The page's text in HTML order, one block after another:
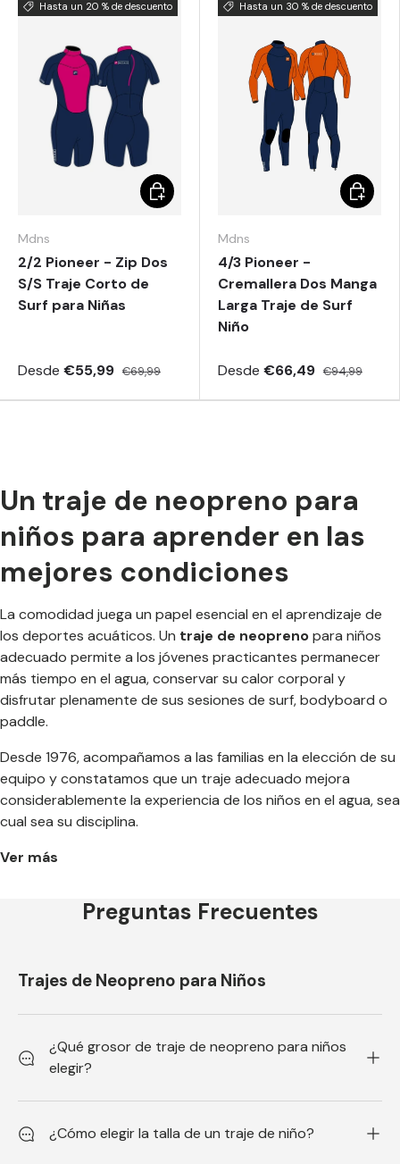
Hasta un 20 % de descuento
Mdns
2/2 Pioneer - Zip Dos
S/S Traje Corto de
Surf para Niñas
Desde €55,99 €69,99
Elegir opciones
Hasta un 30 % de descuento
Mdns
4/3 Pioneer -
Cremallera Dos Manga
Larga Traje de Surf
Niño
Desde €66,49 €94,99
Elegir
Un traje de neopreno para
niños para aprender en las
mejores condiciones
La comodidad juega un papel esencial en el aprendizaje de
los deportes acuáticos. Un traje de neoprenopara niños
adecuado permite a los jóvenes practicantes permanecer
más tiempo en el agua, conservar su calor corporal y
disfrutar plenamente de sus sesiones de surf, bodyboard o
paddle.
Desde 1976, acompañamos a las familias en la elección de su
equipo y constatamos que un traje adecuado mejora
considerablemente la experiencia de los niños en el agua, sea
cual sea su disciplina.
Ver más
Preguntas Frecuentes
Trajes de Neopreno para Niños
¿Qué grosor de traje de neopreno para niños
elegir?
¿Cómo elegir la talla de un traje de niño?